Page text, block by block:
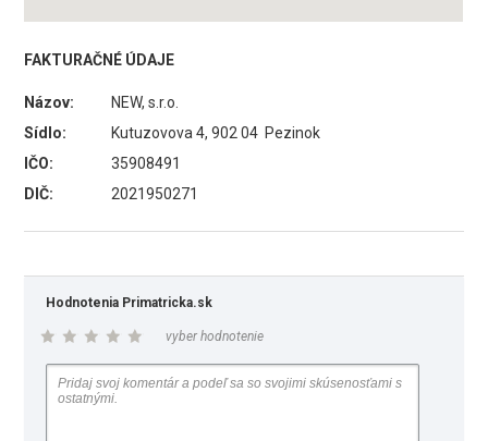
FAKTURAČNÉ ÚDAJE
Názov:
NEW, s.r.o.
Sídlo:
Kutuzovova 4, 902 04 Pezinok
IČO:
35908491
DIČ:
2021950271
Hodnotenia Primatricka.sk
vyber hodnotenie